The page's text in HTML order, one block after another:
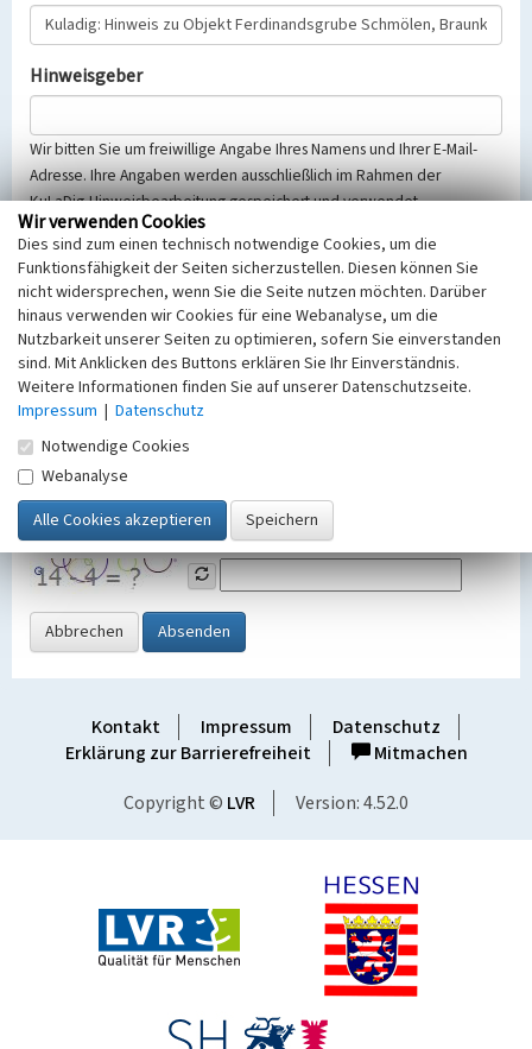
Hinweisgeber
Wir bitten Sie um freiwillige Angabe Ihres Namens und Ihrer E-Mail-
Adresse. Ihre Angaben werden ausschließlich im Rahmen der
KuLaDig-Hinweisbearbeitung gespeichert und verwendet.
Selbstverständlich werden diese entsprechend der Vorschriften des
Telemediengesetzes, des Datenschutzgesetzes NRW und der seit
dem 25.05.2018 gültigen Europäischen Datenschutzgrundverordnung
(EU-DSGVO) vertraulich behandelt, beachten Sie bitte unsere
Hinweise zumDatenschutz
Nachricht
SicherheitsabfrageTragen Sie unten das Rechenergebnis aus der
Grafik ein
Abbrechen Absenden
Kontakt Impressum
Datenschutz
Erklärung zur Barrierefreiheit
Mitmachen
Copyright © LVR Version: 4.52.0
Wir verwenden Cookies
Dies sind zum einen technisch notwendige Cookies, um die
Funktionsfähigkeit der Seiten sicherzustellen. Diesen können Sie
nicht widersprechen, wenn Sie die Seite nutzen möchten. Darüber
hinaus verwenden wir Cookies für eine Webanalyse, um die
Nutzbarkeit unserer Seiten zu optimieren, sofern Sie einverstanden
sind. Mit Anklicken des Buttons erklären Sie Ihr Einverständnis.
Weitere Informationen finden Sie auf unserer Datenschutzseite.
Impressum | Datenschutz
Notwendige Cookies
Webanalyse